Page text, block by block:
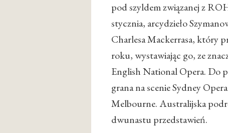
pod szyldem związanej z
stycznia, arcydzieło
Charlesa Mackerrasa, który
roku, wystawiając go, ze
English National Opera. Do
grana na scenie Sydney
Melbourne. Australijska
dwunastu przedstawień.